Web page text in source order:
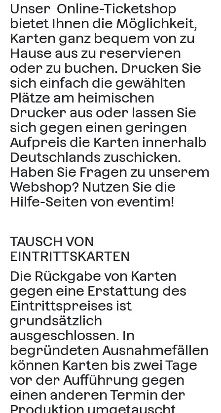
Unser Online-Ticketshop
bietet Ihnen die Möglichkeit,
Karten ganz bequem von zu
Hause aus zu reservieren
oder zu buchen. Drucken Sie
sich einfach die gewählten
Plätze am heimischen
Drucker aus oder lassen Sie
sich gegen einen geringen
Aufpreis die Karten innerhalb
Deutschlands zuschicken.
Haben Sie Fragen zu unserem
Webshop? Nutzen Sie die
Hilfe-Seiten von eventim!
TAUSCH VON
EINTRITTSKARTEN
Die Rückgabe von Karten
gegen eine Erstattung des
Eintrittspreises ist
grundsätzlich
ausgeschlossen. In
begründeten Ausnahmefällen
können Karten bis zwei Tage
vor der Aufführung gegen
einen anderen Termin der
Produktion umgetauscht